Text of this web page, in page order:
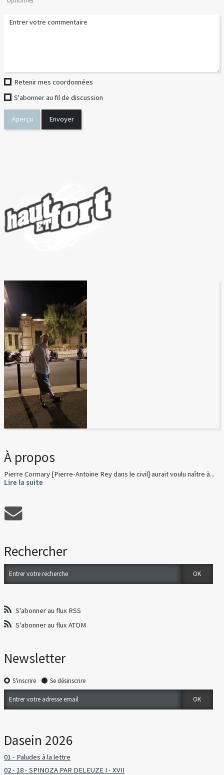
Retenir mes coordonnées
S'abonner au fil de discussion
À propos
Pierre Cormary [Pierre-Antoine Rey dans le civil] aurait voulu naître à...
Lire la suite
Rechercher
S'abonner au flux RSS
S'abonner au flux ATOM
Newsletter
S'inscrire Se désinscrire
Dasein 2026
01 - Paludes à la lettre
02 - 18 - SPINOZA PAR DELEUZE I - XVII